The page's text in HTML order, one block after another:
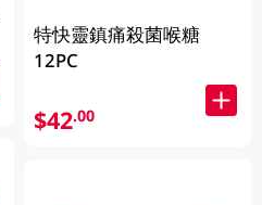
特快靈鎮痛殺菌喉糖
12PC
$42.00